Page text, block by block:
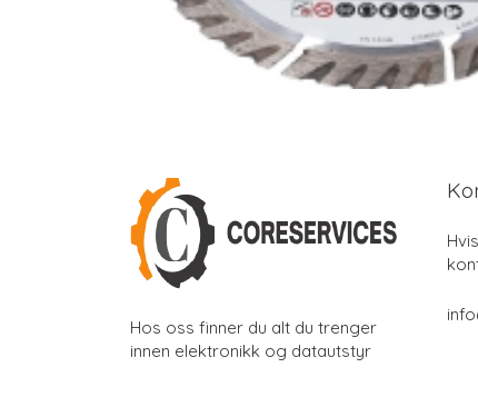
Hos oss finner du alt du trenger
innen elektronikk og datautstyr